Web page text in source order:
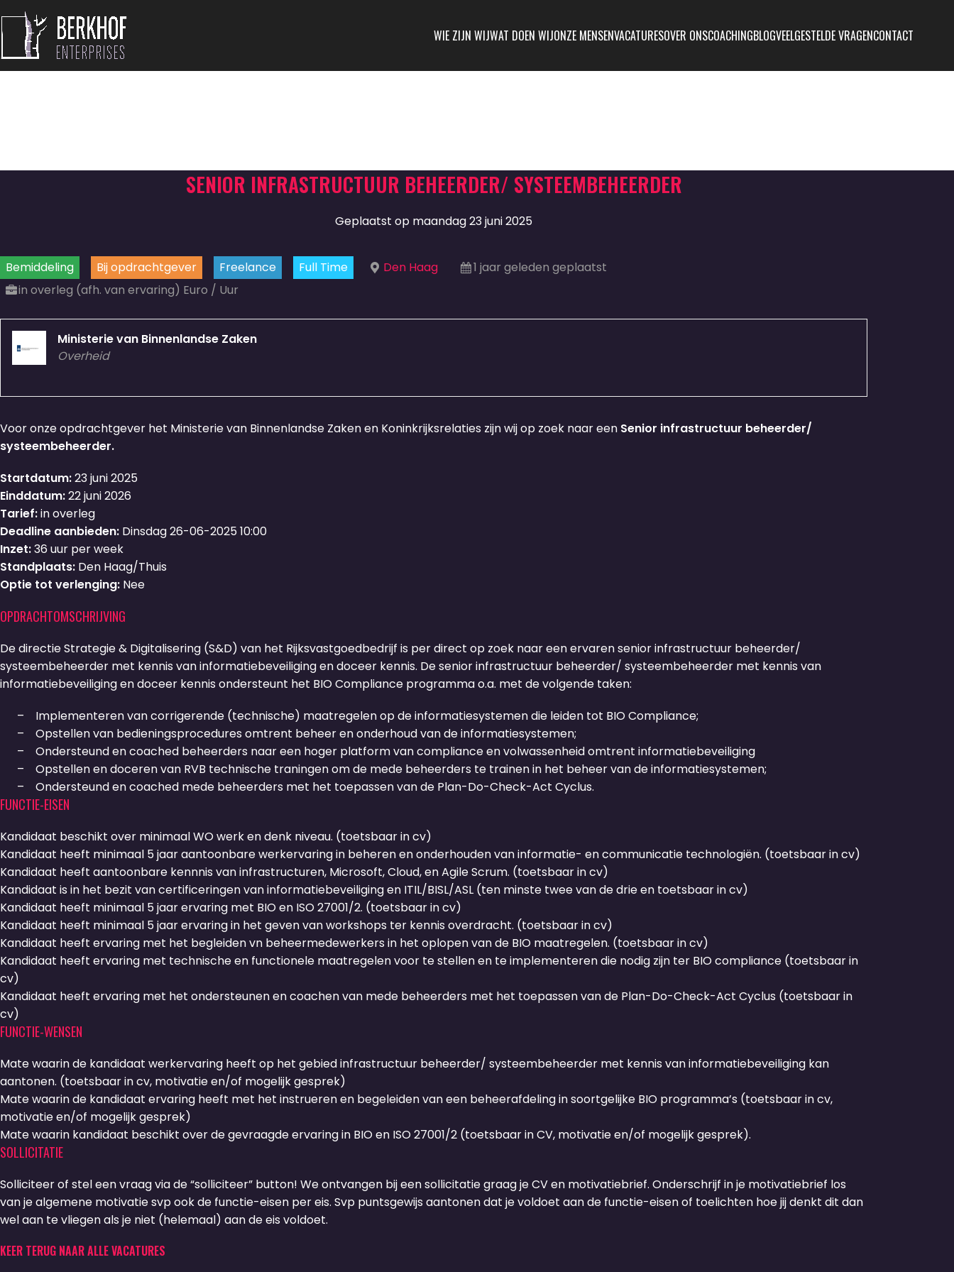
WIE ZIJN WIJWAT DOEN WIJONZE MENSENVACATURESOVER ONSCOACHINGBLOGVEELGESTELDE VRAGENCONTACT
SENIOR INFRASTRUCTUUR BEHEERDER/ SYSTEEMBEHEERDER
Geplaatst op maandag 23 juni 2025
Bemiddeling Bij opdrachtgever Freelance Full Time Den Haag
1 jaar geleden geplaatst
in overleg (afh. van ervaring) Euro / Uur
Ministerie van Binnenlandse Zaken
Overheid
Voor onze opdrachtgever het Ministerie van Binnenlandse Zaken en Koninkrijksrelaties zijn wij op zoek naar een Senior infrastructuur beheerder/
systeembeheerder.
Startdatum:23 juni 2025
Einddatum:22 juni 2026
Tarief:in overleg
Deadline aanbieden: Dinsdag 26-06-2025 10:00
Inzet:36 uur per week
Standplaats: Den Haag/Thuis
Optie tot verlenging: Nee
OPDRACHTOMSCHRIJVING
De directie Strategie & Digitalisering (S&D) van het Rijksvastgoedbedrijf is per direct op zoek naar een ervaren senior infrastructuur beheerder/
systeembeheerder met kennis van informatiebeveiliging en doceer kennis. De senior infrastructuur beheerder/ systeembeheerder met kennis van
informatiebeveiliging en doceer kennis ondersteunt het BIO Compliance programma o.a. met de volgende taken:
– Implementeren van corrigerende (technische) maatregelen op de informatiesystemen die leiden tot BIO Compliance;
– Opstellen van bedieningsprocedures omtrent beheer en onderhoud van de informatiesystemen;
– Ondersteund en coached beheerders naar een hoger platform van compliance en volwassenheid omtrent informatiebeveiliging
– Opstellen en doceren van RVB technische traningen om de mede beheerders te trainen in het beheer van de informatiesystemen;
– Ondersteund en coached mede beheerders met het toepassen van de Plan-Do-Check-Act Cyclus.
FUNCTIE-EISEN
Kandidaat beschikt over minimaal WO werk en denk niveau. (toetsbaar in cv)
Kandidaat heeft minimaal 5 jaar aantoonbare werkervaring in beheren en onderhouden van informatie- en communicatie technologiën. (toetsbaar in cv)
Kandidaat heeft aantoonbare kennnis van infrastructuren, Microsoft, Cloud, en Agile Scrum. (toetsbaar in cv)
Kandidaat is in het bezit van certificeringen van informatiebeveiliging en ITIL/BISL/ASL (ten minste twee van de drie en toetsbaar in cv)
Kandidaat heeft minimaal 5 jaar ervaring met BIO en ISO 27001/2. (toetsbaar in cv)
Kandidaat heeft minimaal 5 jaar ervaring in het geven van workshops ter kennis overdracht. (toetsbaar in cv)
Kandidaat heeft ervaring met het begleiden vn beheermedewerkers in het oplopen van de BIO maatregelen. (toetsbaar in cv)
Kandidaat heeft ervaring met technische en functionele maatregelen voor te stellen en te implementeren die nodig zijn ter BIO compliance (toetsbaar in
cv)
Kandidaat heeft ervaring met het ondersteunen en coachen van mede beheerders met het toepassen van de Plan-Do-Check-Act Cyclus (toetsbaar in
cv)
FUNCTIE-WENSEN
Mate waarin de kandidaat werkervaring heeft op het gebied infrastructuur beheerder/ systeembeheerder met kennis van informatiebeveiliging kan
aantonen. (toetsbaar in cv, motivatie en/of mogelijk gesprek)
Mate waarin de kandidaat ervaring heeft met het instrueren en begeleiden van een beheerafdeling in soortgelijke BIO programma’s (toetsbaar in cv,
motivatie en/of mogelijk gesprek)
Mate waarin kandidaat beschikt over de gevraagde ervaring in BIO en ISO 27001/2 (toetsbaar in CV, motivatie en/of mogelijk gesprek).
SOLLICITATIE
Solliciteer of stel een vraag via de “solliciteer” button! We ontvangen bij een sollicitatie graag je CV en motivatiebrief. Onderschrijf in je motivatiebrief los
van je algemene motivatie svp ook de functie-eisen per eis. Svp puntsgewijs aantonen dat je voldoet aan de functie-eisen of toelichten hoe jij denkt dit dan
wel aan te vliegen als je niet (helemaal) aan de eis voldoet.
KEER TERUG NAAR ALLE VACATURES